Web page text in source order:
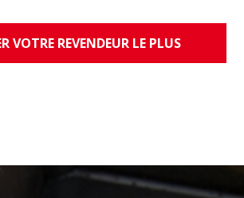
VOTRE REVENDEUR LE PLUS